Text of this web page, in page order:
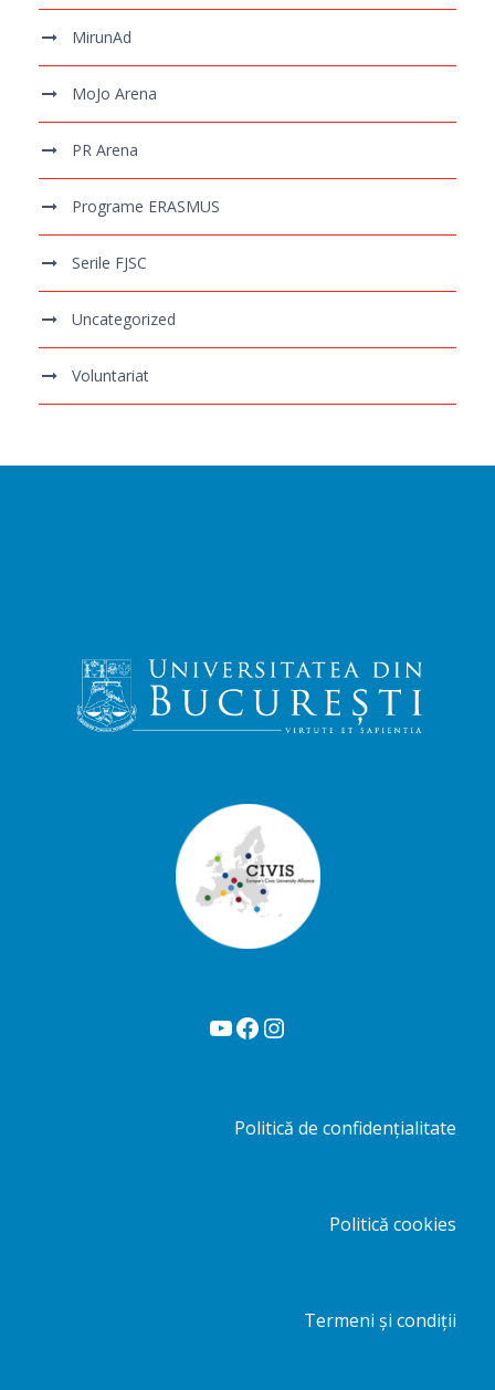
MirunAd
MoJo Arena
PR Arena
Programe ERASMUS
Serile FJSC
Uncategorized
Voluntariat
YouTube Facebook Instagram
Politică de confidențialitate
Politică cookies
Termeni și condiții